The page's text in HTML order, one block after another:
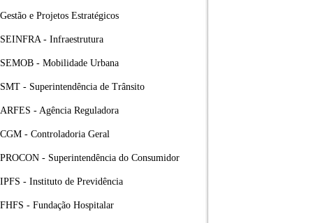
Gestão e Projetos Estratégicos
SEINFRA - Infraestrutura
SEMOB - Mobilidade Urbana
SMT - Superintendência de Trânsito
ARFES - Agência Reguladora
CGM - Controladoria Geral
PROCON - Superintendência do Consumidor
IPFS - Instituto de Previdência
FHFS - Fundação Hospitalar